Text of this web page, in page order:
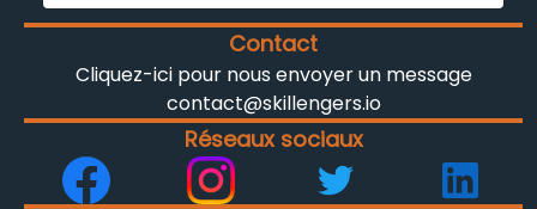
Réseaux sociaux
Contact
Cliquez-ici pour nous envoyer un message
contact@skillengers.io